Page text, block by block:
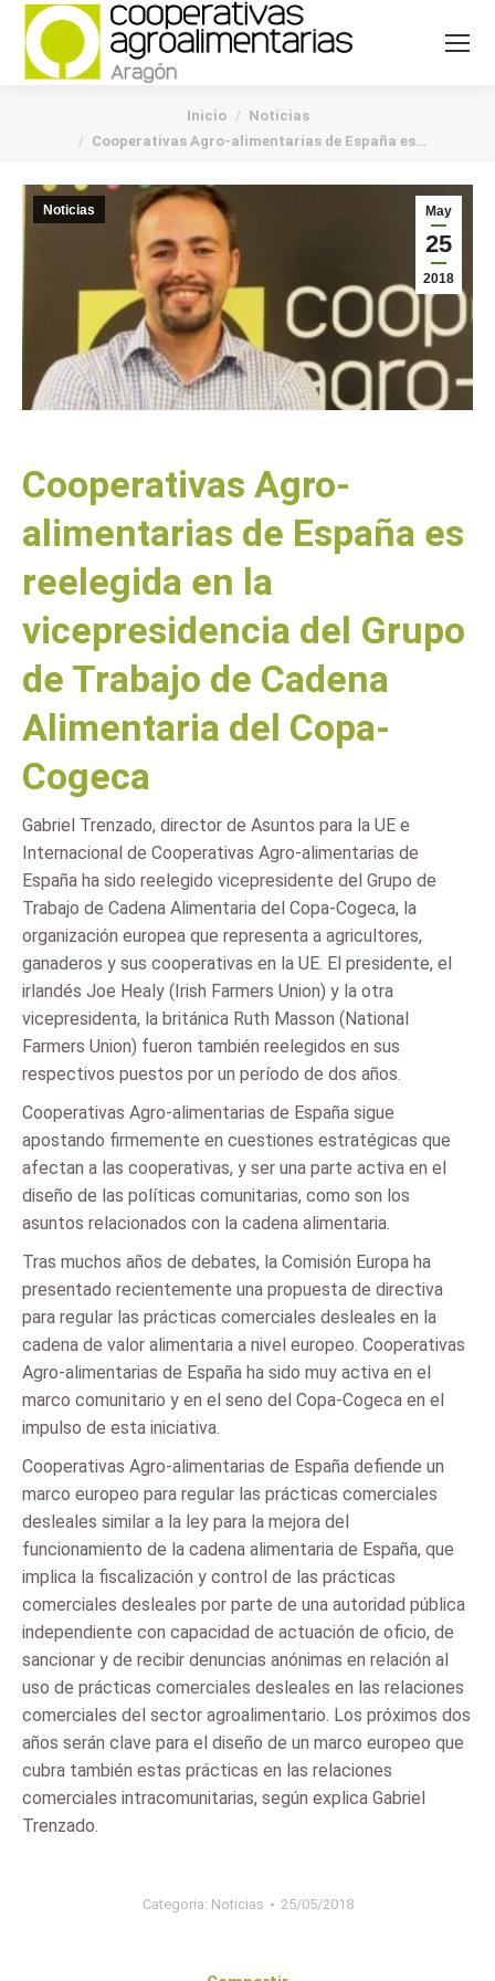
Inicio
Noticias
Cooperativas Agro-alimentarias de España es…
May
25
2018
Noticias
Cooperativas Agro-
alimentarias de España es
reelegida en la
vicepresidencia del Grupo
de Trabajo de Cadena
Alimentaria del Copa-
Cogeca
Gabriel Trenzado, director de Asuntos para la UE e
Internacional de Cooperativas Agro-alimentarias de
España ha sido reelegido vicepresidente del Grupo de
Trabajo de Cadena Alimentaria del Copa-Cogeca, la
organización europea que representa a agricultores,
ganaderos y sus cooperativas en la UE. El presidente, el
irlandés Joe Healy (Irish Farmers Union) y la otra
vicepresidenta, la británica Ruth Masson (National
Farmers Union) fueron también reelegidos en sus
respectivos puestos por un período de dos años.
Cooperativas Agro-alimentarias de España sigue
apostando firmemente en cuestiones estratégicas que
afectan a las cooperativas, y ser una parte activa en el
diseño de las políticas comunitarias, como son los
asuntos relacionados con la cadena alimentaria.
Tras muchos años de debates, la Comisión Europa ha
presentado recientemente una propuesta de directiva
para regular las prácticas comerciales desleales en la
cadena de valor alimentaria a nivel europeo. Cooperativas
Agro-alimentarias de España ha sido muy activa en el
marco comunitario y en el seno del Copa-Cogeca en el
impulso de esta iniciativa.
Cooperativas Agro-alimentarias de España defiende un
marco europeo para regular las prácticas comerciales
desleales similar a la ley para la mejora del
funcionamiento de la cadena alimentaria de España, que
implica la fiscalización y control de las prácticas
comerciales desleales por parte de una autoridad pública
independiente con capacidad de actuación de oficio, de
sancionar y de recibir denuncias anónimas en relación al
uso de prácticas comerciales desleales en las relaciones
comerciales del sector agroalimentario. Los próximos dos
años serán clave para el diseño de un marco europeo que
cubra también estas prácticas en las relaciones
comerciales intracomunitarias, según explica Gabriel
Trenzado.
Categoria: Noticias 25/05/2018